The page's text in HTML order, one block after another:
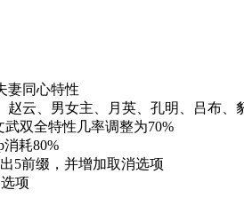
妻同心特性
赵云、男女主、月英、孔明、吕布、
双全特性几率调整为70%
耗80%
5前缀，并增加取消选项
项